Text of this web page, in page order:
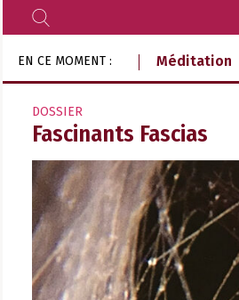
RECHERCHER
EN CE MOMENT : Méditation
Le
Journal
du
Yoga
DOSSIER
Fascinants Fascias